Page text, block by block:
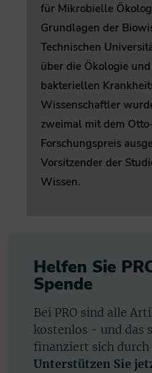
für Mikrobielle
Grundlagen der
Technischen
über die Ökologie
bakteriellen
Wissenschaftler
zweimal mit dem
Forschungspreis
Vorsitzender der
Wissen.
Helfen Sie
Spende
Bei PRO sind alle
kostenlos - und das
finanziert sich
Unterstützen Sie